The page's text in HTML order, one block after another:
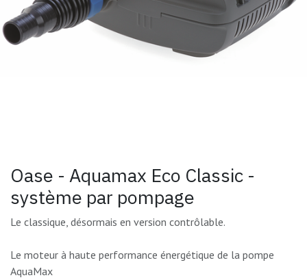
Oase - Aquamax Eco Classic -
système par pompage
Le classique, désormais en version contrôlable.
Le moteur à haute performance énergétique de la pompe
AquaMax